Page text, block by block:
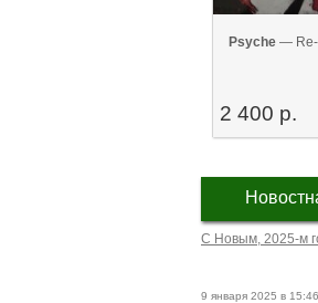
Psyche — Re-
2 400 р.
С Новым, 2025-м
9 января 2025 в 15:46